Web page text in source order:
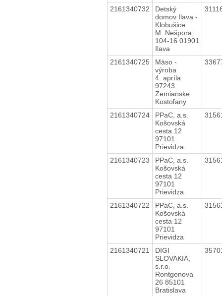
2161340732
Detský
domov Ilava -
Klobušice
M. Nešpora
104-16 01901
Ilava
2161340725
Mäso -
výroba
4. apríla
97243
Zemianske
Kostoľany
2161340724
PPaC, a.s.
Košovská
cesta 12
97101
Prievidza
2161340723
PPaC, a.s.
Košovská
cesta 12
97101
Prievidza
2161340722
PPaC, a.s.
Košovská
cesta 12
97101
Prievidza
2161340721
DIGI
SLOVAKIA,
s.r.o.
Rontgenova
26 85101
Bratislava